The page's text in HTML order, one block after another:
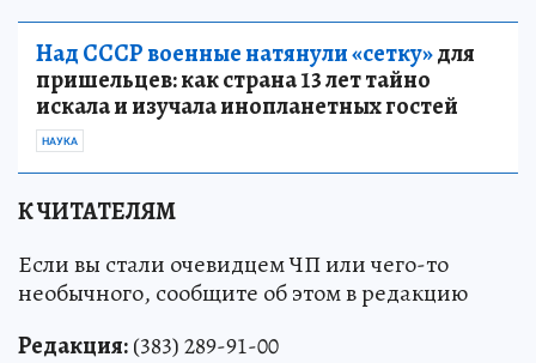
Над СССР военные натянули «сетку»для
пришельцев: как страна 13 лет тайно
искала и изучала инопланетных гостей
НАУКА
К ЧИТАТЕЛЯМ
Если вы стали очевидцем ЧП или чего-то
необычного, сообщите об этом в редакцию
Редакция:(383) 289-91-00